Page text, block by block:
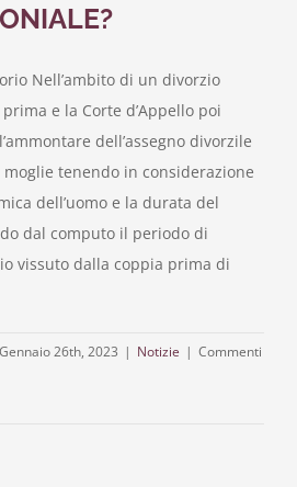
Nell’ambito di un divorzio
e la Corte d’Appello poi
dell’assegno divorzile
tenendo in considerazione
dell’uomo e la durata del
dal computo il periodo di
vissuto dalla coppia prima di
Gennaio 26th, 2023 | Notizie | Commenti